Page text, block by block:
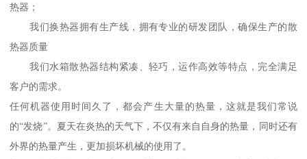
热器；
我们换热器拥有生产线，拥有专业的研发团队，确保生产的散
热器质量
我们水箱散热器结构紧凑、轻巧，运作高效等特点，完全满足
客户的需求。
任何机器使用时间久了，都会产生大量的热量，这就是我们常说
的“发烧”。夏天在炎热的天气下，不仅有来自自身的热量，同时还有
外界的热量产生，更加损坏机械的使用了。